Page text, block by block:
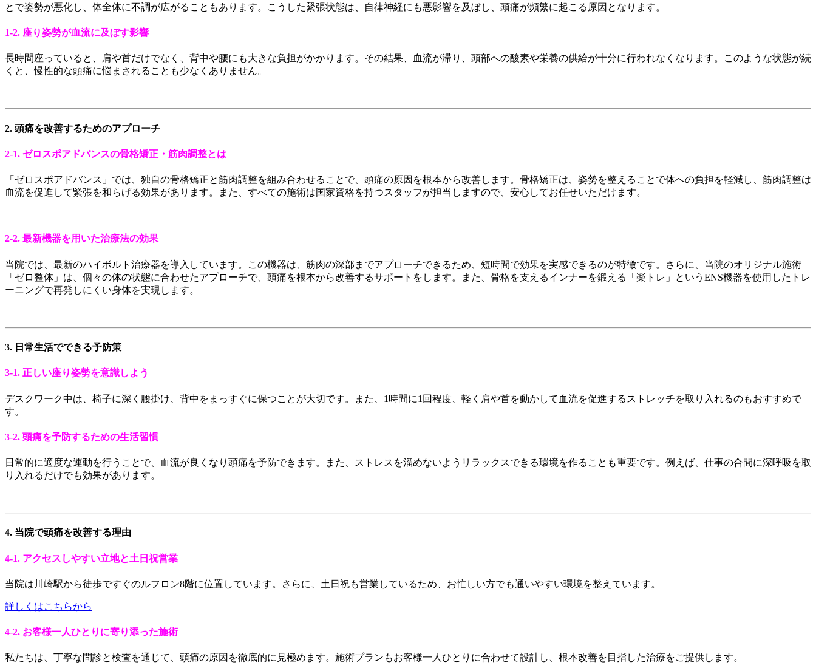
とで姿勢が悪化し、体全体に不調が広がることもあります。こうした緊張状態は、自律神経にも悪影響を及ぼし、頭痛が頻繁に起こる原因となります。
1-2. 座り姿勢が血流に及ぼす影響
長時間座っていると、肩や首だけでなく、背中や腰にも大きな負担がかかります。その結果、血流が滞り、頭部への酸素や栄養の供給が十分に行われなくなります。このような状態が続
くと、慢性的な頭痛に悩まされることも少なくありません。
2. 頭痛を改善するためのアプローチ
2-1. ゼロスポアドバンスの骨格矯正・筋肉調整とは
「ゼロスポアドバンス」では、独自の骨格矯正と筋肉調整を組み合わせることで、頭痛の原因を根本から改善します。骨格矯正は、姿勢を整えることで体への負担を軽減し、筋肉調整は
血流を促進して緊張を和らげる効果があります。また、すべての施術は国家資格を持つスタッフが担当しますので、安心してお任せいただけます。
2-2. 最新機器を用いた治療法の効果
当院では、最新のハイボルト治療器を導入しています。この機器は、筋肉の深部までアプローチできるため、短時間で効果を実感できるのが特徴です。さらに、当院のオリジナル施術
「ゼロ整体」は、個々の体の状態に合わせたアプローチで、頭痛を根本から改善するサポートをします。また、骨格を支えるインナーを鍛える「楽トレ」というENS機器を使用したトレ
ーニングで再発しにくい身体を実現します。
3. 日常生活でできる予防策
3-1. 正しい座り姿勢を意識しよう
デスクワーク中は、椅子に深く腰掛け、背中をまっすぐに保つことが大切です。また、1時間に1回程度、軽く肩や首を動かして血流を促進するストレッチを取り入れるのもおすすめで
す。
3-2. 頭痛を予防するための生活習慣
日常的に適度な運動を行うことで、血流が良くなり頭痛を予防できます。また、ストレスを溜めないようリラックスできる環境を作ることも重要です。例えば、仕事の合間に深呼吸を取
り入れるだけでも効果があります。
4. 当院で頭痛を改善する理由
4-1. アクセスしやすい立地と土日祝営業
当院は川崎駅から徒歩ですぐのルフロン8階に位置しています。さらに、土日祝も営業しているため、お忙しい方でも通いやすい環境を整えています。
詳しくはこちらから
4-2. お客様一人ひとりに寄り添った施術
私たちは、丁寧な問診と検査を通じて、頭痛の原因を徹底的に見極めます。施術プランもお客様一人ひとりに合わせて設計し、根本改善を目指した治療をご提供します。